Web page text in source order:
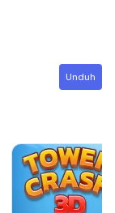
Unduh